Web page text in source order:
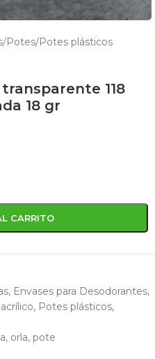
/Potes/Potes plásticos
118
18 gr
CARRITO
, Envases para Desodorantes,
, Potes plásticos,
, orla, pote